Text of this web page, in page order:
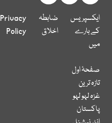
ایکسپریس
کے بارے
میں
ضابطہ
اخلاق
Privacy
Policy
صفحۂ اول
تازہ ترین
غزہ لہو لہو
پاکستان